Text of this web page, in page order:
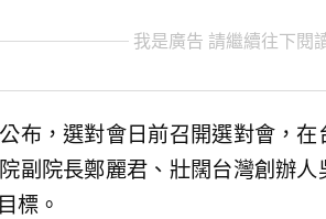
我是廣告 請繼續往下閱
布，選對會日前召開選對會，
副院長鄭麗君、壯闊台灣創辦
標。